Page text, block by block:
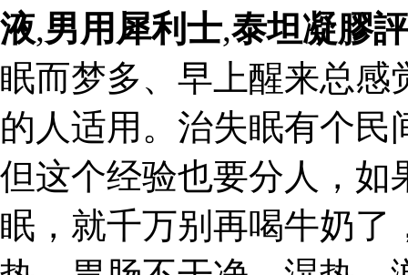
液,男用犀利士,泰坦凝膠
眠而梦多、早上醒来总感
的人适用。治失眠有个
但这个经验也要分人，如
眠，就千万别再喝牛奶了